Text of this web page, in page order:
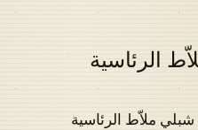
الرئاسية
ملاّط الرئاسية